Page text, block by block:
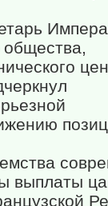
общества,
выплаты